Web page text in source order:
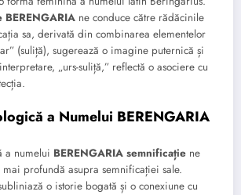
ne conduce către rădăcinile
sa, derivată din combinarea elementelor
(suliță), sugerează o imagine puternică și
„urs-suliță,” reflectă o asociere cu
a Numelui BERENGARIA
a numelui BERENGARIA semnificație ne
profundă asupra semnificației sale.
o istorie bogată și o conexiune cu